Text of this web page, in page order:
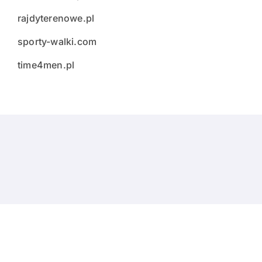
rajdyterenowe.pl
sporty-walki.com
time4men.pl